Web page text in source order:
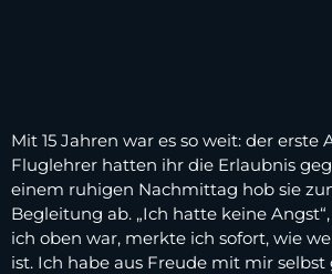
Mit 15 Jahren war es so weit: der erste
Fluglehrer hatten ihr die Erlaubnis
einem ruhigen Nachmittag hob sie
Begleitung ab. „Ich hatte keine
ich oben war, merkte ich sofort, wie
ist. Ich habe aus Freude mit mir